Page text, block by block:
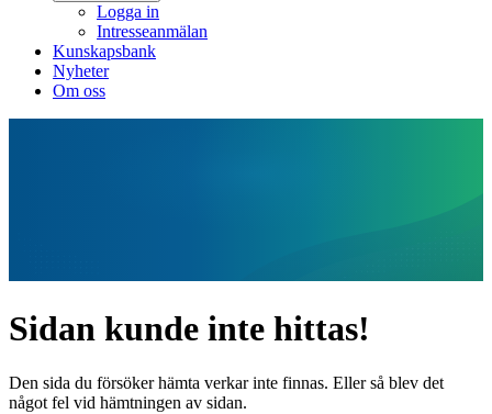
Logga in
Intresseanmälan
Kunskapsbank
Nyheter
Om oss
Sidan kunde inte hittas!
Den sida du försöker hämta verkar inte finnas. Eller så blev det
något fel vid hämtningen av sidan.